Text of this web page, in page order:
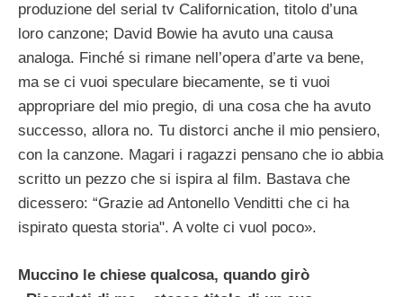
produzione del serial tv Californication, titolo d’una
loro canzone; David Bowie ha avuto una causa
analoga. Finché si rimane nell’opera d’arte va bene,
ma se ci vuoi speculare biecamente, se ti vuoi
appropriare del mio pregio, di una cosa che ha avuto
successo, allora no. Tu distorci anche il mio pensiero,
con la canzone. Magari i ragazzi pensano che io abbia
scritto un pezzo che si ispira al film. Bastava che
dicessero: “Grazie ad Antonello Venditti che ci ha
ispirato questa storia". A volte ci vuol poco».
Muccino le chiese qualcosa, quando girò